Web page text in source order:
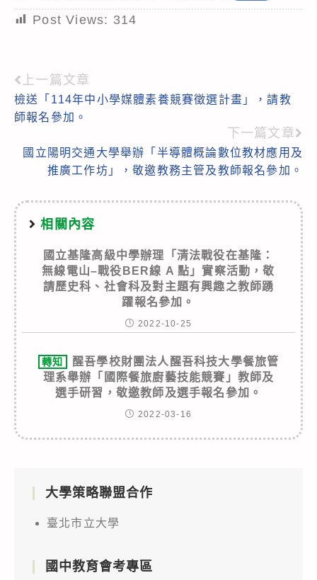
Post Views: 314
Read
more
上一篇文章
檢送「114年中小學媒體素養競賽徵選計畫」，請教
師報名參加。
下一篇文章
國立陽明交通大學舉辦「半導體概論數位教材應用及
推廣工作坊」，敬邀教務主管及教師報名參加。
相關內容
國立基隆高級中學辦理「清法戰役在基隆：
無線電山–戰役BER線 A 點」實察活動，敬
請歷史科、社會科及對主題有興趣之教師踴
躍報名參加。
2022-10-25
轉知
醒吾學校財團法人醒吾科技大學餐旅管
理系舉辦「國際餐旅廚藝技能競賽」教師及
選手研習，敬邀教師及選手報名參加。
2022-03-16
大學策略聯盟合作
臺北市立大學
國中教育會考專區